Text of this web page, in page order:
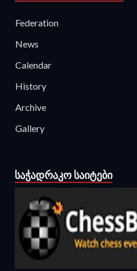
Federation
News
Calendar
History
Archive
Gallery
ᲡᲐᲭᲐᲓᲠᲐᲙᲝ ᲡᲐᲘᲢᲔᲑᲘ